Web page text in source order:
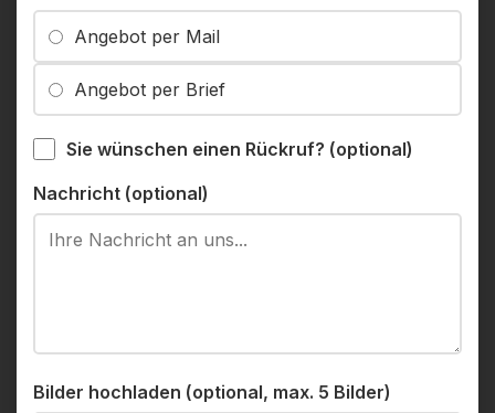
Angebot per Mail
Angebot per Brief
Sie wünschen einen Rückruf? (optional)
Nachricht (optional)
Bilder hochladen (optional, max. 5 Bilder)